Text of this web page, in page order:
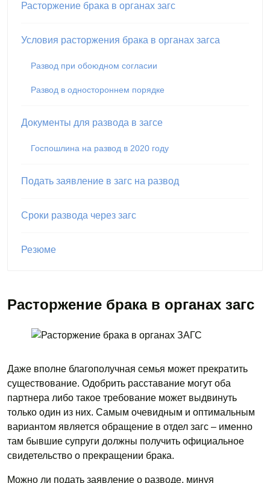
Расторжение брака в органах загс
Условия расторжения брака в органах загса
Развод при обоюдном согласии
Развод в одностороннем порядке
Документы для развода в загсе
Госпошлина на развод в 2020 году
Подать заявление в загс на развод
Сроки развода через загс
Резюме
Расторжение брака в органах загс
Даже вполне благополучная семья может прекратить
существование. Одобрить расставание могут оба
партнера либо такое требование может выдвинуть
только один из них. Самым очевидным и оптимальным
вариантом является обращение в отдел загс – именно
там бывшие супруги должны получить официальное
свидетельство о прекращении брака.
Можно ли подать заявление о разводе, минуя